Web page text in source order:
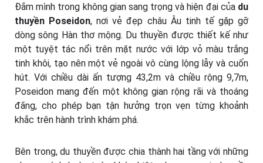
Đắm mình trong không gian sang trọng và hiện đại của du
thuyền Poseidon, nơi vẻ đẹp châu Âu tinh tế gặp gỡ
dòng sông Hàn thơ mộng. Du thuyền được thiết kế như
một tuyệt tác nổi trên mặt nước với lớp vỏ màu trắng
tinh khôi, tạo nên một vẻ ngoài vô cùng lộng lẫy và cuốn
hút. Với chiều dài ấn tượng 43,2m và chiều rộng 9,7m,
Poseidon mang đến một không gian rộng rãi và thoáng
đãng, cho phép bạn tận hưởng trọn vẹn từng khoảnh
khắc trên hành trình khám phá.
Bên trong, du thuyền được chia thành hai tầng với những